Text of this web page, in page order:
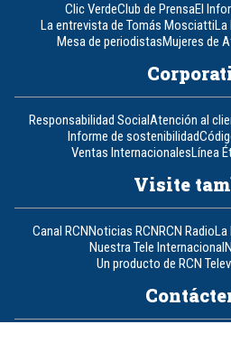
Clic VerdeClub de PrensaEl
La entrevista de Tomás MosciattiLa
Mesa de periodistasMujeres de
Responsabilidad SocialAtención al
Informe de sostenibilidad
Ventas InternacionalesLínea
Visite
Canal RCNNoticias RCNRCN RadioLa
Nuestra Tele Internacional
Un producto de RCN